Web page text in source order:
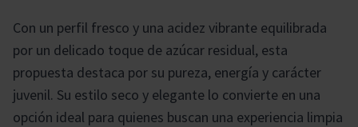
Con un perfil fresco y una acidez vibrante equilibrada
por un delicado toque de azúcar residual, esta
propuesta destaca por su pureza, energía y carácter
juvenil. Su estilo seco y elegante lo convierte en una
opción ideal para quienes buscan una experiencia limpia